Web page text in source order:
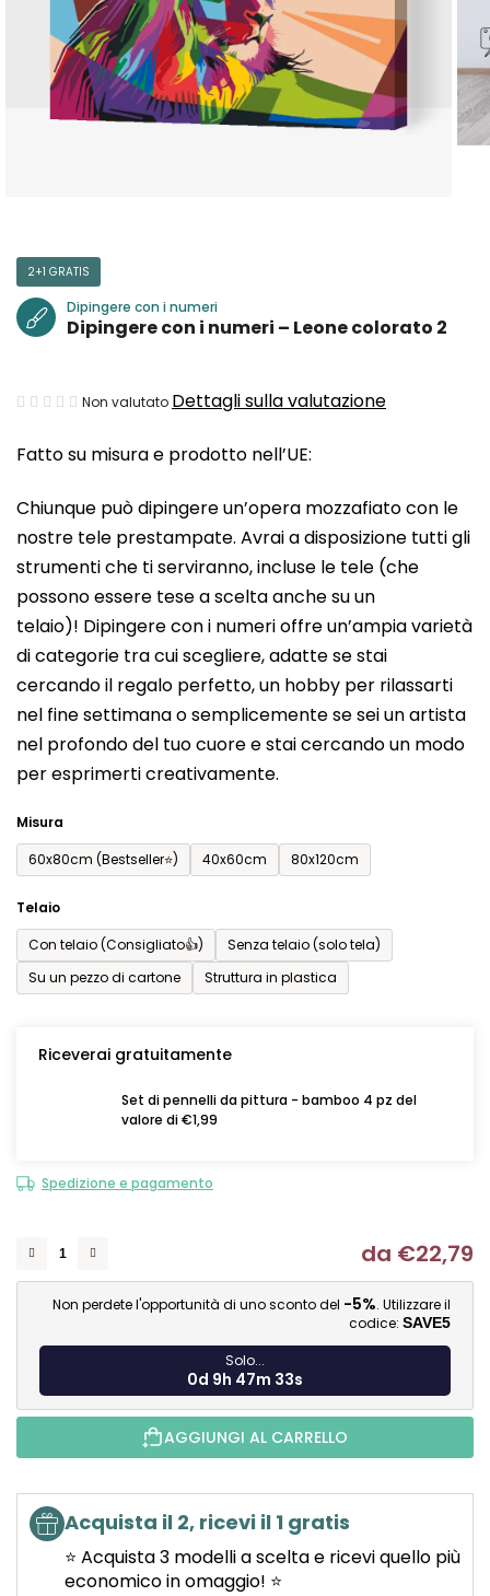
Fatto su misura e prodotto nell’UE:
Chiunque può dipingere un’opera mozzafiato con le
nostre tele prestampate. Avrai a disposizione tutti gli
strumenti che ti serviranno, incluse le tele (che
possono essere tese a scelta anche su un
telaio)! Dipingere con i numeri offre un’ampia varietà
di categorie tra cui scegliere, adatte se stai
cercando il regalo perfetto, un hobby per rilassarti
nel fine settimana o semplicemente se sei un artista
nel profondo del tuo cuore e stai cercando un modo
per esprimerti creativamente.
Misura
60x80cm (Bestseller⭐)
40x60cm 80x120cm
Telaio
Con telaio (Consigliato👍)
Senza telaio (solo tela)
Su un pezzo di cartone
Struttura in plastica
Riceverai gratuitamente
Set di pennelli da pittura - bamboo 4 pz del
valore di €1,99
Spedizione e pagamento
da €22,79
Non perdete l'opportunità di uno sconto del -5%. Utilizzare il
codice: SAVE5
Solo...
0d 9h 47m 32s
AGGIUNGI AL CARRELLO
Acquista il 2, ricevi il 1 gratis
⭐ Acquista 3 modelli a scelta e ricevi quello più
economico in omaggio! ⭐
2+1 GRATIS
Dipingere con i numeri
Dipingere con i numeri – Leone colorato 2
La
media
prodotto
è
0,0
su
5
stelle.
Non valutato Dettagli sulla valutazione